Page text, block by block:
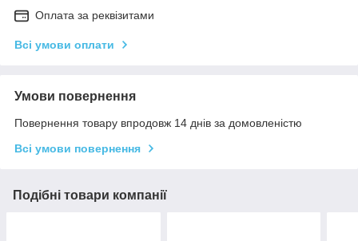
Оплата за реквізитами
Всі умови оплати
Умови повернення
Повернення товару впродовж 14 днів за домовленістю
Всі умови повернення
Подібні товари компанії